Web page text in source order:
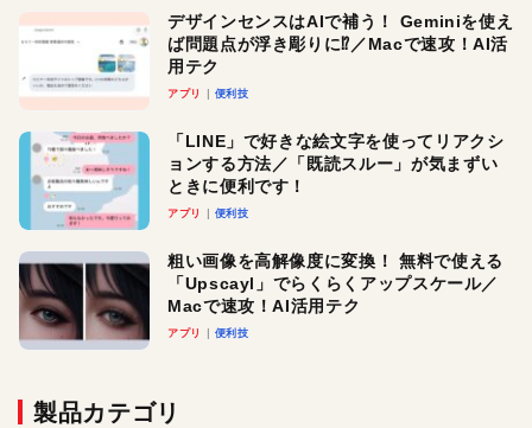
デザインセンスはAIで補う！ Geminiを使え
ば問題点が浮き彫りに⁉︎／Macで速攻！AI活
用テク
アプリ 便利技
「LINE」で好きな絵文字を使ってリアクシ
ョンする方法／「既読スルー」が気まずい
ときに便利です！
アプリ 便利技
粗い画像を高解像度に変換！ 無料で使える
「Upscayl」でらくらくアップスケール／
Macで速攻！AI活用テク
アプリ 便利技
製品カテゴリ